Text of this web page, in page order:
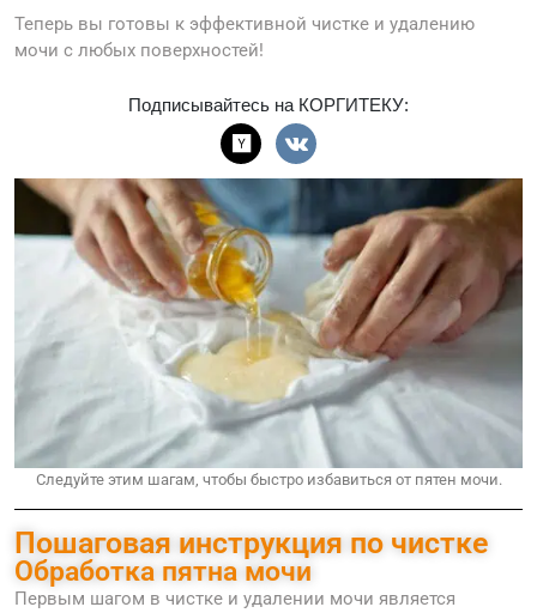
Теперь вы готовы к эффективной чистке и удалению
мочи с любых поверхностей!
Подписывайтесь на КОРГИТЕКУ:
Следуйте этим шагам, чтобы быстро избавиться от пятен мочи.
Пошаговая инструкция по чистке
Обработка пятна мочи
Первым шагом в чистке и удалении мочи является